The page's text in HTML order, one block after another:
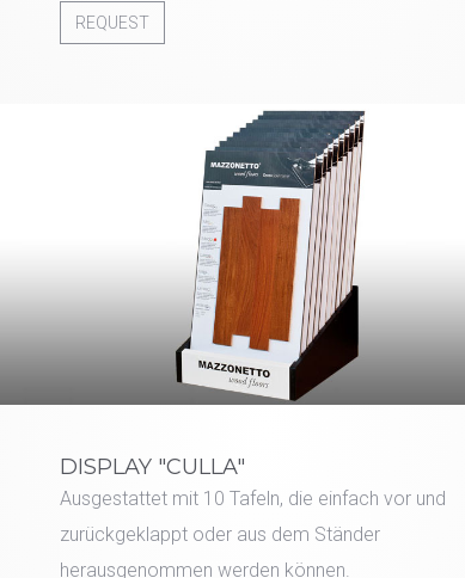
REQUEST
DISPLAY "CULLA"
Ausgestattet mit 10 Tafeln, die einfach vor und
zurückgeklappt oder aus dem Ständer
herausgenommen werden können.